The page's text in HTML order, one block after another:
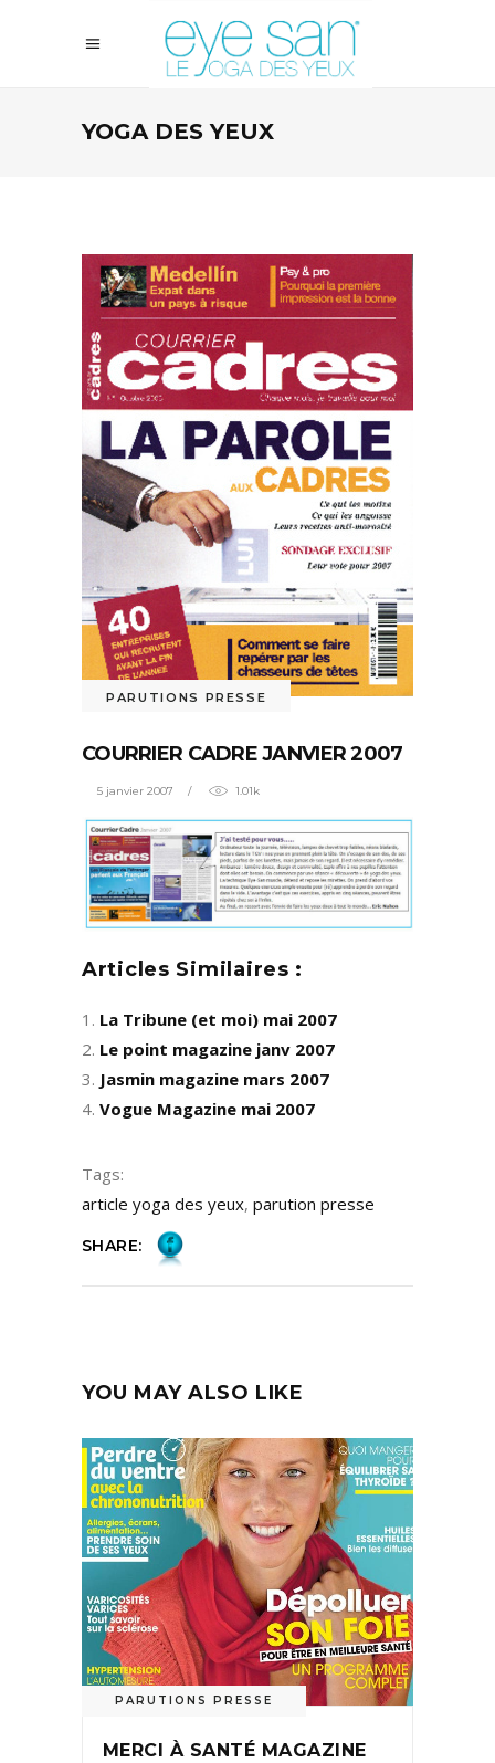
YOGA DES YEUX
PARUTIONS PRESSE
COURRIER CADRE JANVIER 2007
5 janvier 2007 1.01k
Articles Similaires :
La Tribune (et moi) mai 2007
Le point magazine janv 2007
Jasmin magazine mars 2007
Vogue Magazine mai 2007
Tags:
article yoga des yeux, parution presse
SHARE:
YOU MAY ALSO LIKE
PARUTIONS PRESSE
MERCI À SANTÉ MAGAZINE